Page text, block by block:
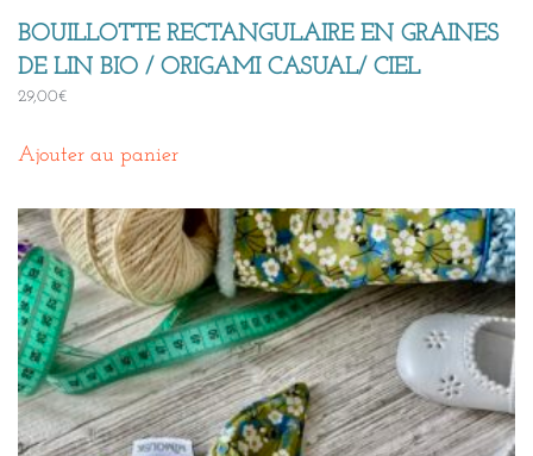
BOUILLOTTE RECTANGULAIRE EN GRAINES
DE LIN BIO / ORIGAMI CASUAL/ CIEL
29,00€
Ajouter au panier